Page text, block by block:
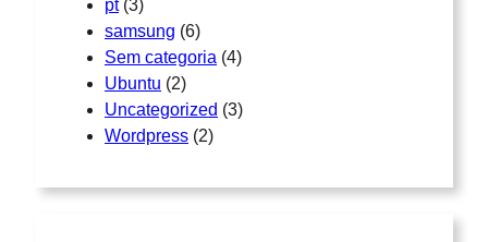
pt(3)
samsung (6)
Sem categoria (4)
Ubuntu (2)
Uncategorized (3)
Wordpress (2)